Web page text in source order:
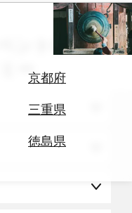
京都府
三重県
徳島県
ント体験 ×
ー